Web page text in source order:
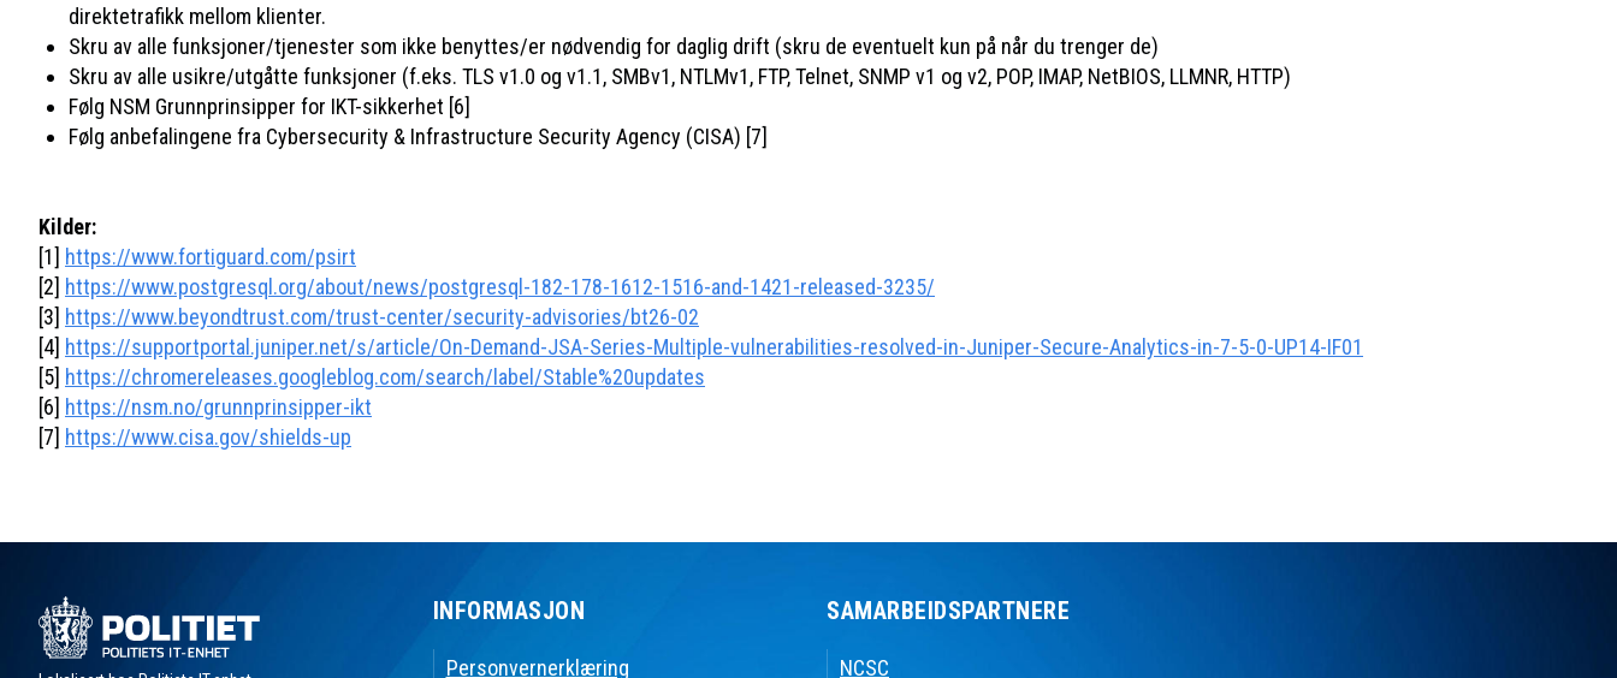
direktetrafikk mellom klienter.
Skru av alle funksjoner/tjenester som ikke benyttes/er nødvendig for daglig drift (skru de eventuelt kun på når du trenger de)
Skru av alle usikre/utgåtte funksjoner (f.eks. TLS v1.0 og v1.1, SMBv1, NTLMv1, FTP, Telnet, SNMP v1 og v2, POP, IMAP, NetBIOS, LLMNR, HTTP)
Følg NSM Grunnprinsipper for IKT-sikkerhet [6]
Følg anbefalingene fra Cybersecurity & Infrastructure Security Agency (CISA) [7]
Kilder:
[1] https://www.fortiguard.com/psirt
[2] https://www.postgresql.org/about/news/postgresql-182-178-1612-1516-and-1421-released-3235/
[3] https://www.beyondtrust.com/trust-center/security-advisories/bt26-02
[4] https://supportportal.juniper.net/s/article/On-Demand-JSA-Series-Multiple-vulnerabilities-resolved-in-Juniper-Secure-Analytics-in-7-5-0-UP14-IF01
[5] https://chromereleases.googleblog.com/search/label/Stable%20updates
[6] https://nsm.no/grunnprinsipper-ikt
[7] https://www.cisa.gov/shields-up
INFORMASJON
Personvernerklæring
SAMARBEIDSPARTNERE
NCSC